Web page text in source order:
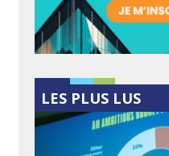
LES PLUS LUS